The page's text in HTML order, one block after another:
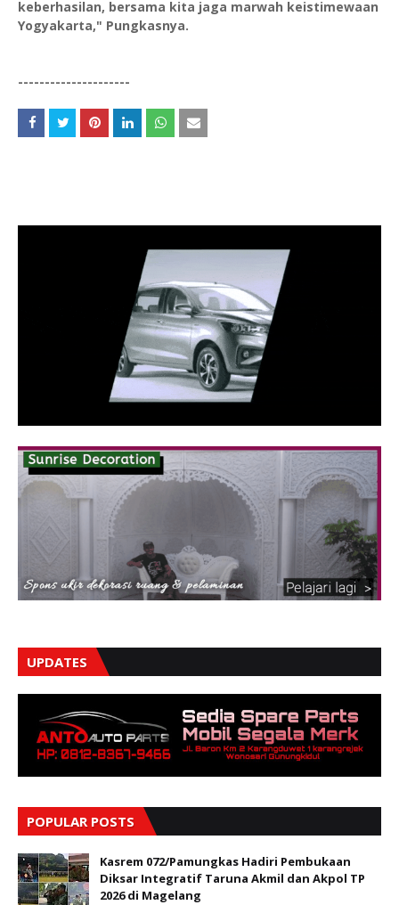
keberhasilan, bersama kita jaga marwah keistimewaan
Yogyakarta," Pungkasnya.
---------------------
UPDATES
POPULAR POSTS
Kasrem 072/Pamungkas Hadiri Pembukaan
Diksar Integratif Taruna Akmil dan Akpol TP
2026 di Magelang